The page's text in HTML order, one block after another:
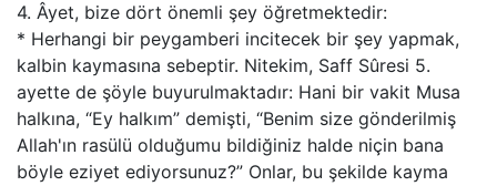
4. Âyet, bize dört önemli şey öğretmektedir:
* Herhangi bir peygamberi incitecek bir şey yapmak,
kalbin kaymasına sebeptir. Nitekim, Saff Sûresi 5.
ayette de şöyle buyurulmaktadır: Hani bir vakit Musa
halkına, “Ey halkım” demişti, “Benim size gönderilmiş
Allah'ın rasülü olduğumu bildiğiniz halde niçin bana
böyle eziyet ediyorsunuz?” Onlar, bu şekilde kayma